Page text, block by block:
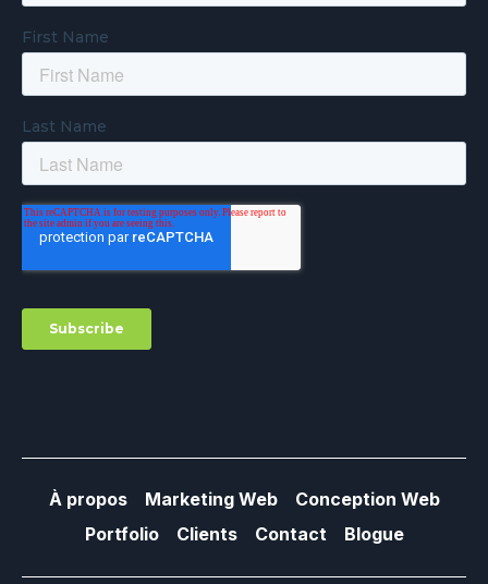
À propos Marketing Web
Conception Web
Portfolio
Clients Contact Blogue